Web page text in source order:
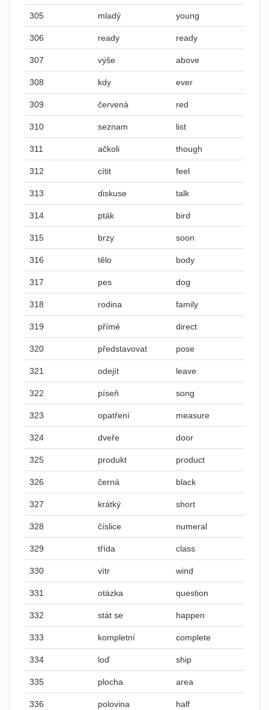
305 mladý young
306 ready ready
307 výše above
308 kdy ever
309 červená red
310 seznam list
311 ačkoli though
312 cítit feel
313 diskuse talk
314 pták bird
315 brzy soon
316 tělo body
317 pes dog
318 rodina family
319 přímé direct
320 představovat pose
321 odejít leave
322 píseň song
323 opatření measure
324 dveře door
325 produkt product
326 černá black
327 krátký short
328 číslice numeral
329 třída class
330 vítr wind
331 otázka question
332 stát se happen
333 kompletní complete
334 loď ship
335 plocha area
336 polovina half